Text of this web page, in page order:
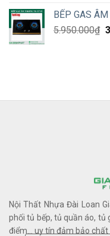
BẾP GAS
5.950.000₫
Nội Thất Nhựa Đài Loan
phối tủ bếp, tủ quần áo, tủ
điểm… uy tín đảm bảo